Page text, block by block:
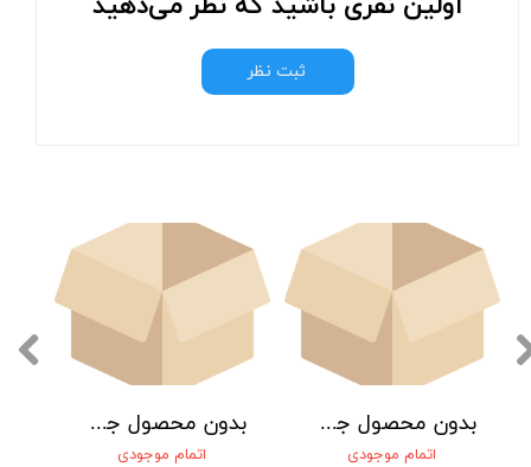
ثبت نظر
بدون محصول جهت نمایش
اتمام موجودی
بدون محصول جهت نمایش
اتمام موجودی